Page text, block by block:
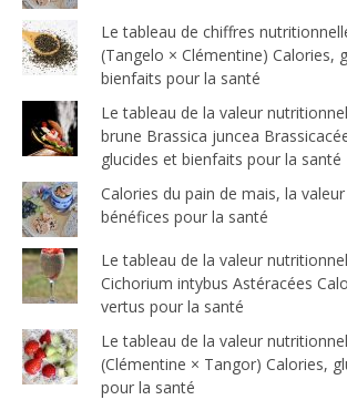
Le tableau de chiffres
(Tangelo × Clémentine) Calories,
bienfaits pour la santé
Le tableau de la valeur
brune Brassica juncea
glucides et bienfaits pour la santé
Calories du pain de mais, la
bénéfices pour la santé
Le tableau de la valeur
Cichorium intybus Astéracées
vertus pour la santé
Le tableau de la valeur
(Clémentine × Tangor) Calories,
pour la santé